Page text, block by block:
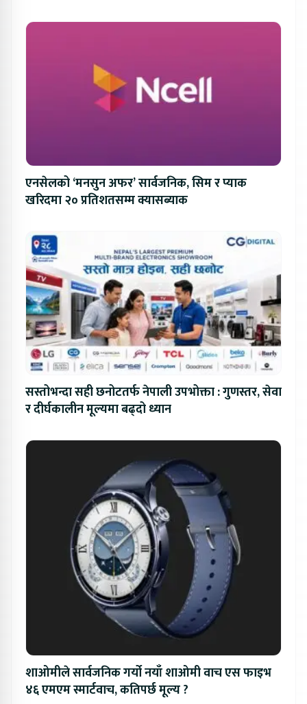
एनसेलको ‘मनसुन अफर’ सार्वजनिक, सिम र प्याक
खरिदमा २० प्रतिशतसम्म क्यासब्याक
सस्तोभन्दा सही छनोटतर्फ नेपाली उपभोक्ता : गुणस्तर, सेवा
र दीर्घकालीन मूल्यमा बढ्दो ध्यान
शाओमीले सार्वजनिक गर्यो नयाँ शाओमी वाच एस फाइभ
४६ एमएम स्मार्टवाच, कतिपर्छ मूल्य ?